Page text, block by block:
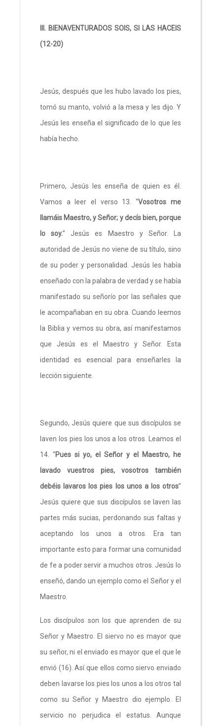
III. BIENAVENTURADOS SOIS, SI LAS HACEIS
(12-20)
Jesús, después que les hubo lavado los pies,
tomó su manto, volvió a la mesa y les dijo. Y
Jesús les enseña el significado de lo que les
había hecho.
Primero, Jesús les enseña de quien es él.
Vamos a leer el verso 13. “Vosotros me
llamáis Maestro, y Señor; y decís bien, porque
lo soy.” Jesús es Maestro y Señor. La
autoridad de Jesús no viene de su título, sino
de su poder y personalidad. Jesús les había
enseñado con la palabra de verdad y se había
manifestado su señorío por las señales que
le acompañaban en su obra. Cuando leemos
la Biblia y vemos su obra, así manifestamos
que Jesús es el Maestro y Señor. Esta
identidad es esencial para enseñarles la
lección siguiente.
Segundo, Jesús quiere que sus discípulos se
laven los pies los unos a los otros. Leamos el
14. “Pues si yo, el Señor y el Maestro, he
lavado vuestros pies, vosotros también
debéis lavaros los pies los unos a los otros”
Jesús quiere que sus discípulos se laven las
partes más sucias, perdonando sus faltas y
aceptando los unos a otros. Era tan
importante esto para formar una comunidad
de fe a poder servir a muchos otros. Jesús lo
enseñó, dando un ejemplo como el Señor y el
Maestro.
Los discípulos son los que aprenden de su
Señor y Maestro. El siervo no es mayor que
su señor, ni el enviado es mayor que el que le
envió (16). Así que ellos como siervo enviado
deben lavarse los pies los unos a los otros tal
como su Señor y Maestro dio ejemplo. El
servicio no perjudica el estatus. Aunque